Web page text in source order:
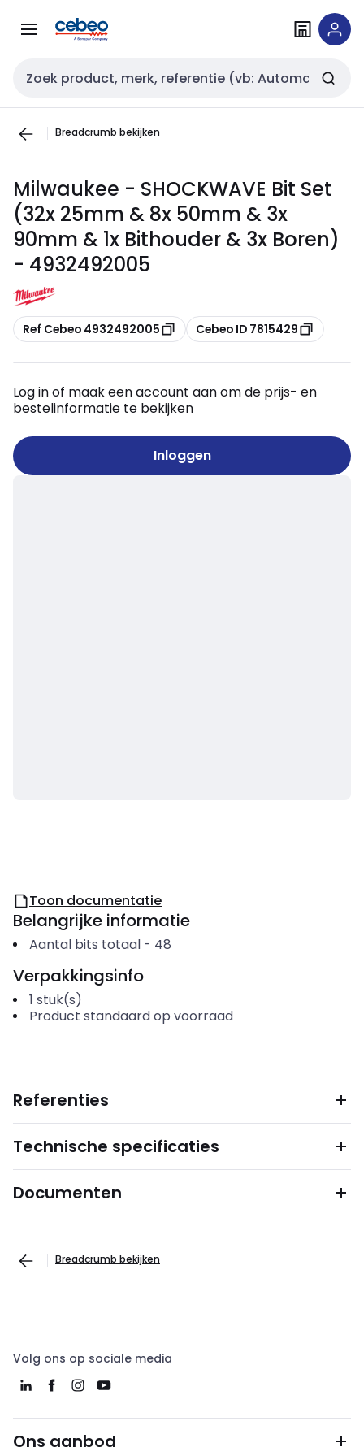
naar
naar
Zoekveld invoer
Breadcrumb bekijken
Milwaukee - SHOCKWAVE Bit Set
(32x 25mm & 8x 50mm & 3x
90mm & 1x Bithouder & 3x Boren)
- 4932492005
Kopiëren
Ref Cebeo 4932492005 Kopiëren
Cebeo ID 7815429
Log in of maak een account aan om de prijs- en
bestelinformatie te bekijken
Inloggen
Toon documentatie
Belangrijke informatie
Aantal bits totaal- 48
Verpakkingsinfo
1 stuk(s)
Product standaard op voorraad
Referenties
Technische specificaties
Documenten
Breadcrumb bekijken
Volg ons op sociale media
Ons aanbod